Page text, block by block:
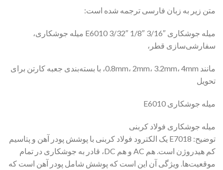
متن زیر به زبان فارسی ترجمه شده است:
میله جوشکاری E6010 3/32″ 1/8″ 3/16″ میله جوشکاری،
سفارشی‌سازی قطر،
مانند 0.8mm، 2mm، 3.2mm، 4mm، با بسته‌بندی جعبه کارتن برای
تحویل
میله جوشکاری E6010
میله جوشکاری فولاد کربنی
توضیح: E7018 یک الکترود فولاد کربنی با پوشش پودر آهن و پتاسیم
کم هیدروژن است. هم AC و هم DC، قادر به جوشکاری در تمام
موقعیت‌ها. ویژگی آن این است که پوشش شامل پودر آهن است که